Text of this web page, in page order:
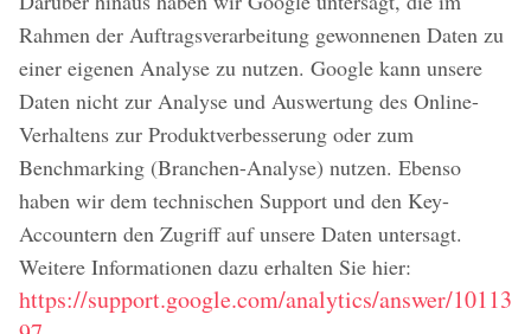
Rahmen der Auftragsverarbeitung gewonnenen Daten zu
einer eigenen Analyse zu nutzen. Google kann unsere
Daten nicht zur Analyse und Auswertung des Online-
Verhaltens zur Produktverbesserung oder zum
Benchmarking (Branchen-Analyse) nutzen. Ebenso
haben wir dem technischen Support und den Key-
Accountern den Zugriff auf unsere Daten untersagt.
Weitere Informationen dazu erhalten Sie hier:
https://support.google.com/analytics/answer/10113